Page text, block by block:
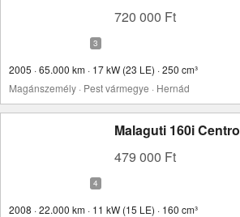
720 000 Ft
2005 · 65.000 km · 17 kW (23 LE) · 250 cm³
Magánszemély · Pest vármegye · Hernád
Malaguti 160i Centro
479 000 Ft
2008 · 22.000 km · 11 kW (15 LE) · 160 cm³